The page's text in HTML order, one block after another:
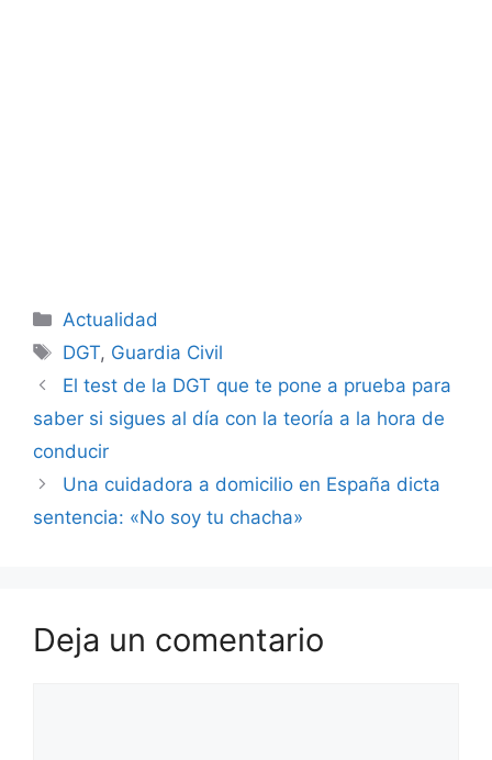
Categorías
Actualidad
Etiquetas
DGT, Guardia Civil
El test de la DGT que te pone a prueba para
saber si sigues al día con la teoría a la hora de
conducir
Una cuidadora a domicilio en España dicta
sentencia: «No soy tu chacha»
Deja un comentario